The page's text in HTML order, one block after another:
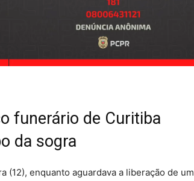
funerário de Curitiba
da sogra
(12), enquanto aguardava a liberação de um